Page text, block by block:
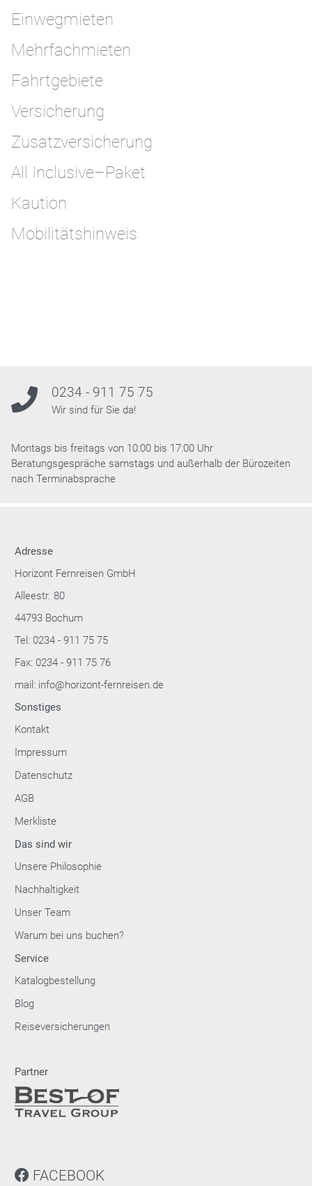
Einwegmieten
Mehrfachmieten
Fahrtgebiete
Versicherung
Zusatzversicherung
All Inclusive–Paket
Kaution
Mobilitätshinweis
0234 - 911 75 75
Wir sind für Sie da!
Montags bis freitags von 10:00 bis 17:00 Uhr
Beratungsgespräche samstags und außerhalb der Bürozeiten
nach Terminabsprache
Adresse
Horizont Fernreisen GmbH
Alleestr. 80
44793 Bochum
Tel: 0234 - 911 75 75
Fax: 0234 - 911 75 76
mail: info@horizont-fernreisen.de
Sonstiges
Kontakt
Impressum
Datenschutz
AGB
Merkliste
Das sind wir
Unsere Philosophie
Nachhaltigkeit
Unser Team
Warum bei uns buchen?
Service
Katalogbestellung
Blog
Reiseversicherungen
Partner
FACEBOOK